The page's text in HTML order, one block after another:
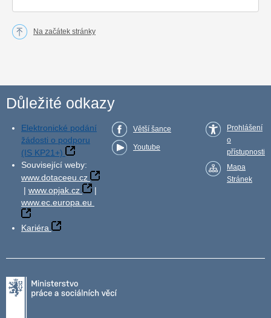
Na začátek stránky
Důležité odkazy
Elektronické podání
žádosti o podporu
(IS KP21+)
Související weby:
www.dotaceeu.cz
| www.opjak.cz
|
www.ec.europa.eu
Kariéra
Větší šance
Youtube
Prohlášení
o
přístupnosti
Mapa
Stránek